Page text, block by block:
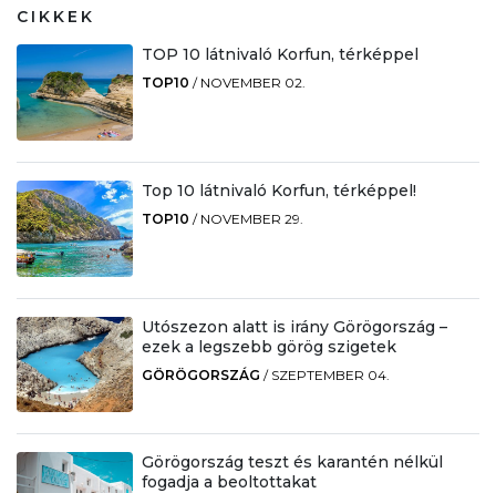
CIKKEK
TOP 10 látnivaló Korfun, térképpel
TOP10 / NOVEMBER 02.
Top 10 látnivaló Korfun, térképpel!
TOP10 / NOVEMBER 29.
Utószezon alatt is irány Görögország –
ezek a legszebb görög szigetek
GÖRÖGORSZÁG / SZEPTEMBER 04.
Görögország teszt és karantén nélkül
fogadja a beoltottakat